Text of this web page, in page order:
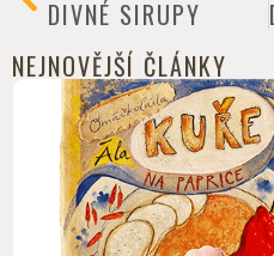
DIVNÉ SIRUPY
NEJNOVĚJŠÍ ČLÁNKY